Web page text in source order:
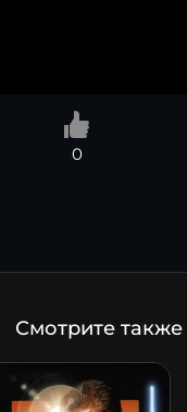
0
Смотрите также